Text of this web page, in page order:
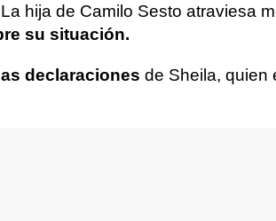
hija de Camilo Sesto atraviesa
su situación.
declaraciones de Sheila, quien